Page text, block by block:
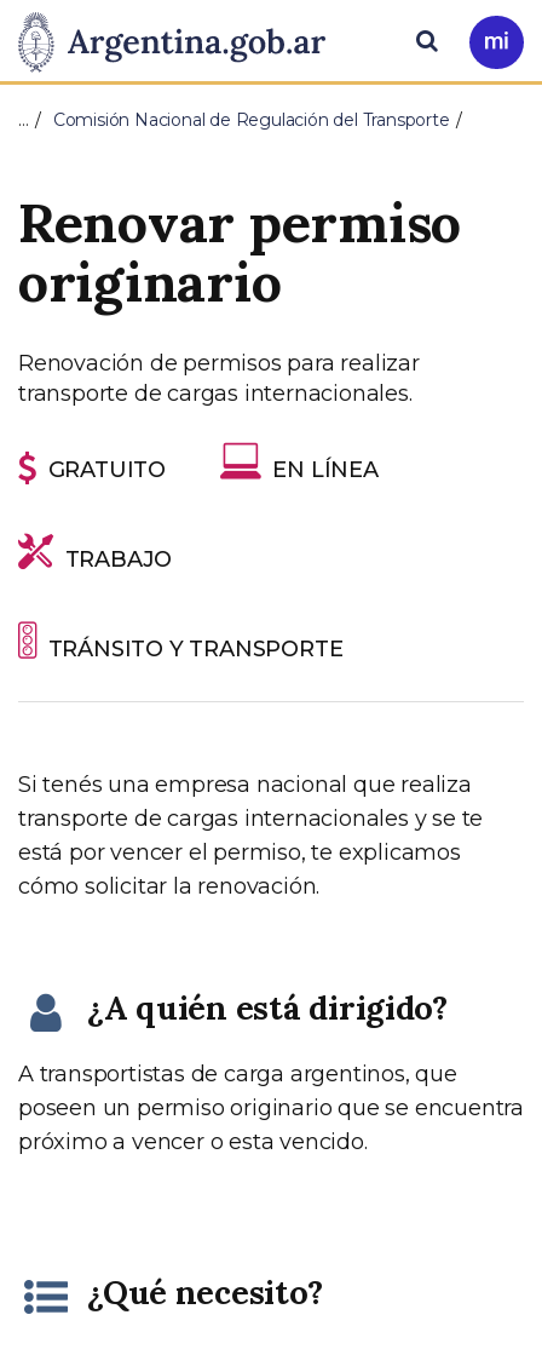
Presidencia
de
Nación
Pasar al contenido principal
Ir
a
Buscar
… Comisión Nacional de Regulación del Transporte
Renovar permiso
originario
Renovación de permisos para realizar
transporte de cargas internacionales.
GRATUITO EN LÍNEA
TRABAJO
TRÁNSITO Y TRANSPORTE
Si tenés una empresa nacional que realiza
transporte de cargas internacionales y se te
está por vencer el permiso, te explicamos
cómo solicitar la renovación.
¿A quién está dirigido?
A transportistas de carga argentinos, que
poseen un permiso originario que se encuentra
próximo a vencer o esta vencido.
¿Qué necesito?